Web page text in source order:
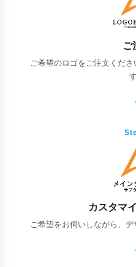
ご
ご希望のロゴをご注文くだ
カスタマ
ご希望をお伺いしながら、デ